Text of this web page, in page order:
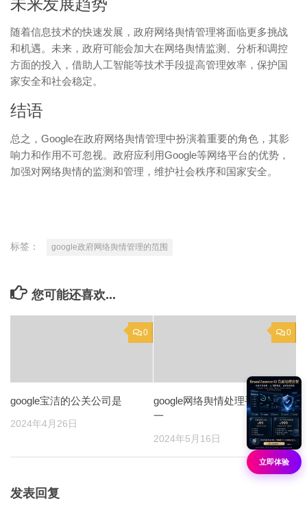
未来发展趋势
随着信息技术的快速发展，政府网络舆情管理将面临更多挑战
和机遇。未来，政府可能会加大在网络舆情监测、分析和调控
方面的投入，借助人工智能等技术手段提高管理效率，保护国
家安全和社会稳定。
结语
总之，Google在政府网络舆情管理中扮演着重要的角色，其影
响力和作用不可忽视。政府应利用Google等网络平台的优势，
加强对网络舆情的监测和管理，维护社会秩序和国家安全。
标签： google政府网络舆情管理的范围
您可能还喜欢...
0
google宝洁的公关公司是
2024年4月26日
0
google网络舆情处理手段单
一
2024年5月16日
发表回复
立即体验